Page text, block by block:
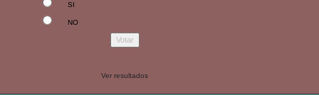
SI
NO
Ver resultados